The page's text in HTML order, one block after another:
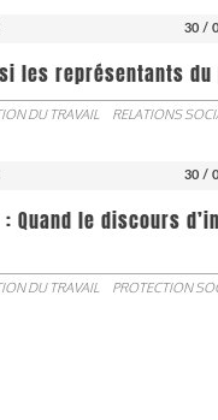
30 /
les représentants du
DU TRAVAIL RELATIONS
30 /
Quand le discours
DU TRAVAIL PROTECTION